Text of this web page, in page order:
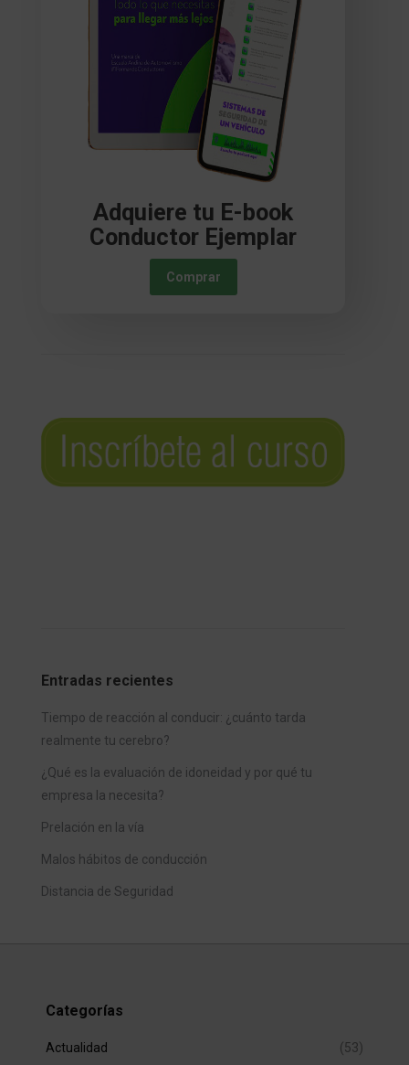
Adquiere tu E-book
Conductor Ejemplar
Comprar
Entradas recientes
Tiempo de reacción al conducir: ¿cuánto tarda
realmente tu cerebro?
¿Qué es la evaluación de idoneidad y por qué tu
empresa la necesita?
Prelación en la vía
Malos hábitos de conducción
Distancia de Seguridad
Categorías
Actualidad (53)